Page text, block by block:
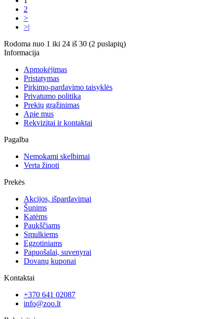
2
>
>|
Rodoma nuo 1 iki 24 iš 30 (2 puslapių)
Informacija
Apmokėjimas
Pristatymas
Pirkimo-pardavimo taisyklės
Privatumo politika
Prekių grąžinimas
Apie mus
Rekvizitai ir kontaktai
Pagalba
Nemokami skelbimai
Verta žinoti
Prekės
Akcijos, išpardavimai
Šunims
Katėms
Paukščiams
Smulkiems
Egzotiniams
Papuošalai, suvenyrai
Dovanų kuponai
Kontaktai
+370 641 02087
info@zoo.lt